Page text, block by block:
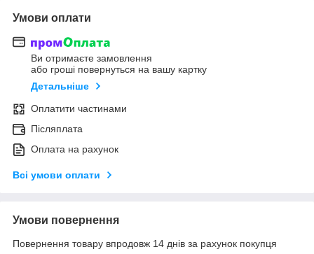
Умови оплати
Ви отримаєте замовлення
або гроші повернуться на вашу картку
Детальніше
Оплатити частинами
Післяплата
Оплата на рахунок
Всі умови оплати
Умови повернення
Повернення товару впродовж 14 днів за рахунок покупця